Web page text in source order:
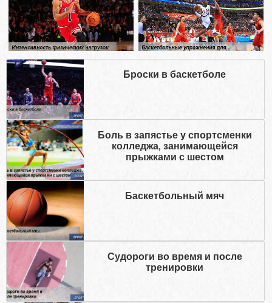
Броски в баскетболе
Боль в запястье у спортсменки
колледжа, занимающейся
прыжками с шестом
Баскетбольный мяч
Судороги во время и после
тренировки